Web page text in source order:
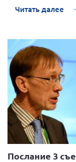
Свердловская
Сахалинская
Томская
Тульская
Ульяновская
Челябинская
Ярославская
Читать далее
Послание 3